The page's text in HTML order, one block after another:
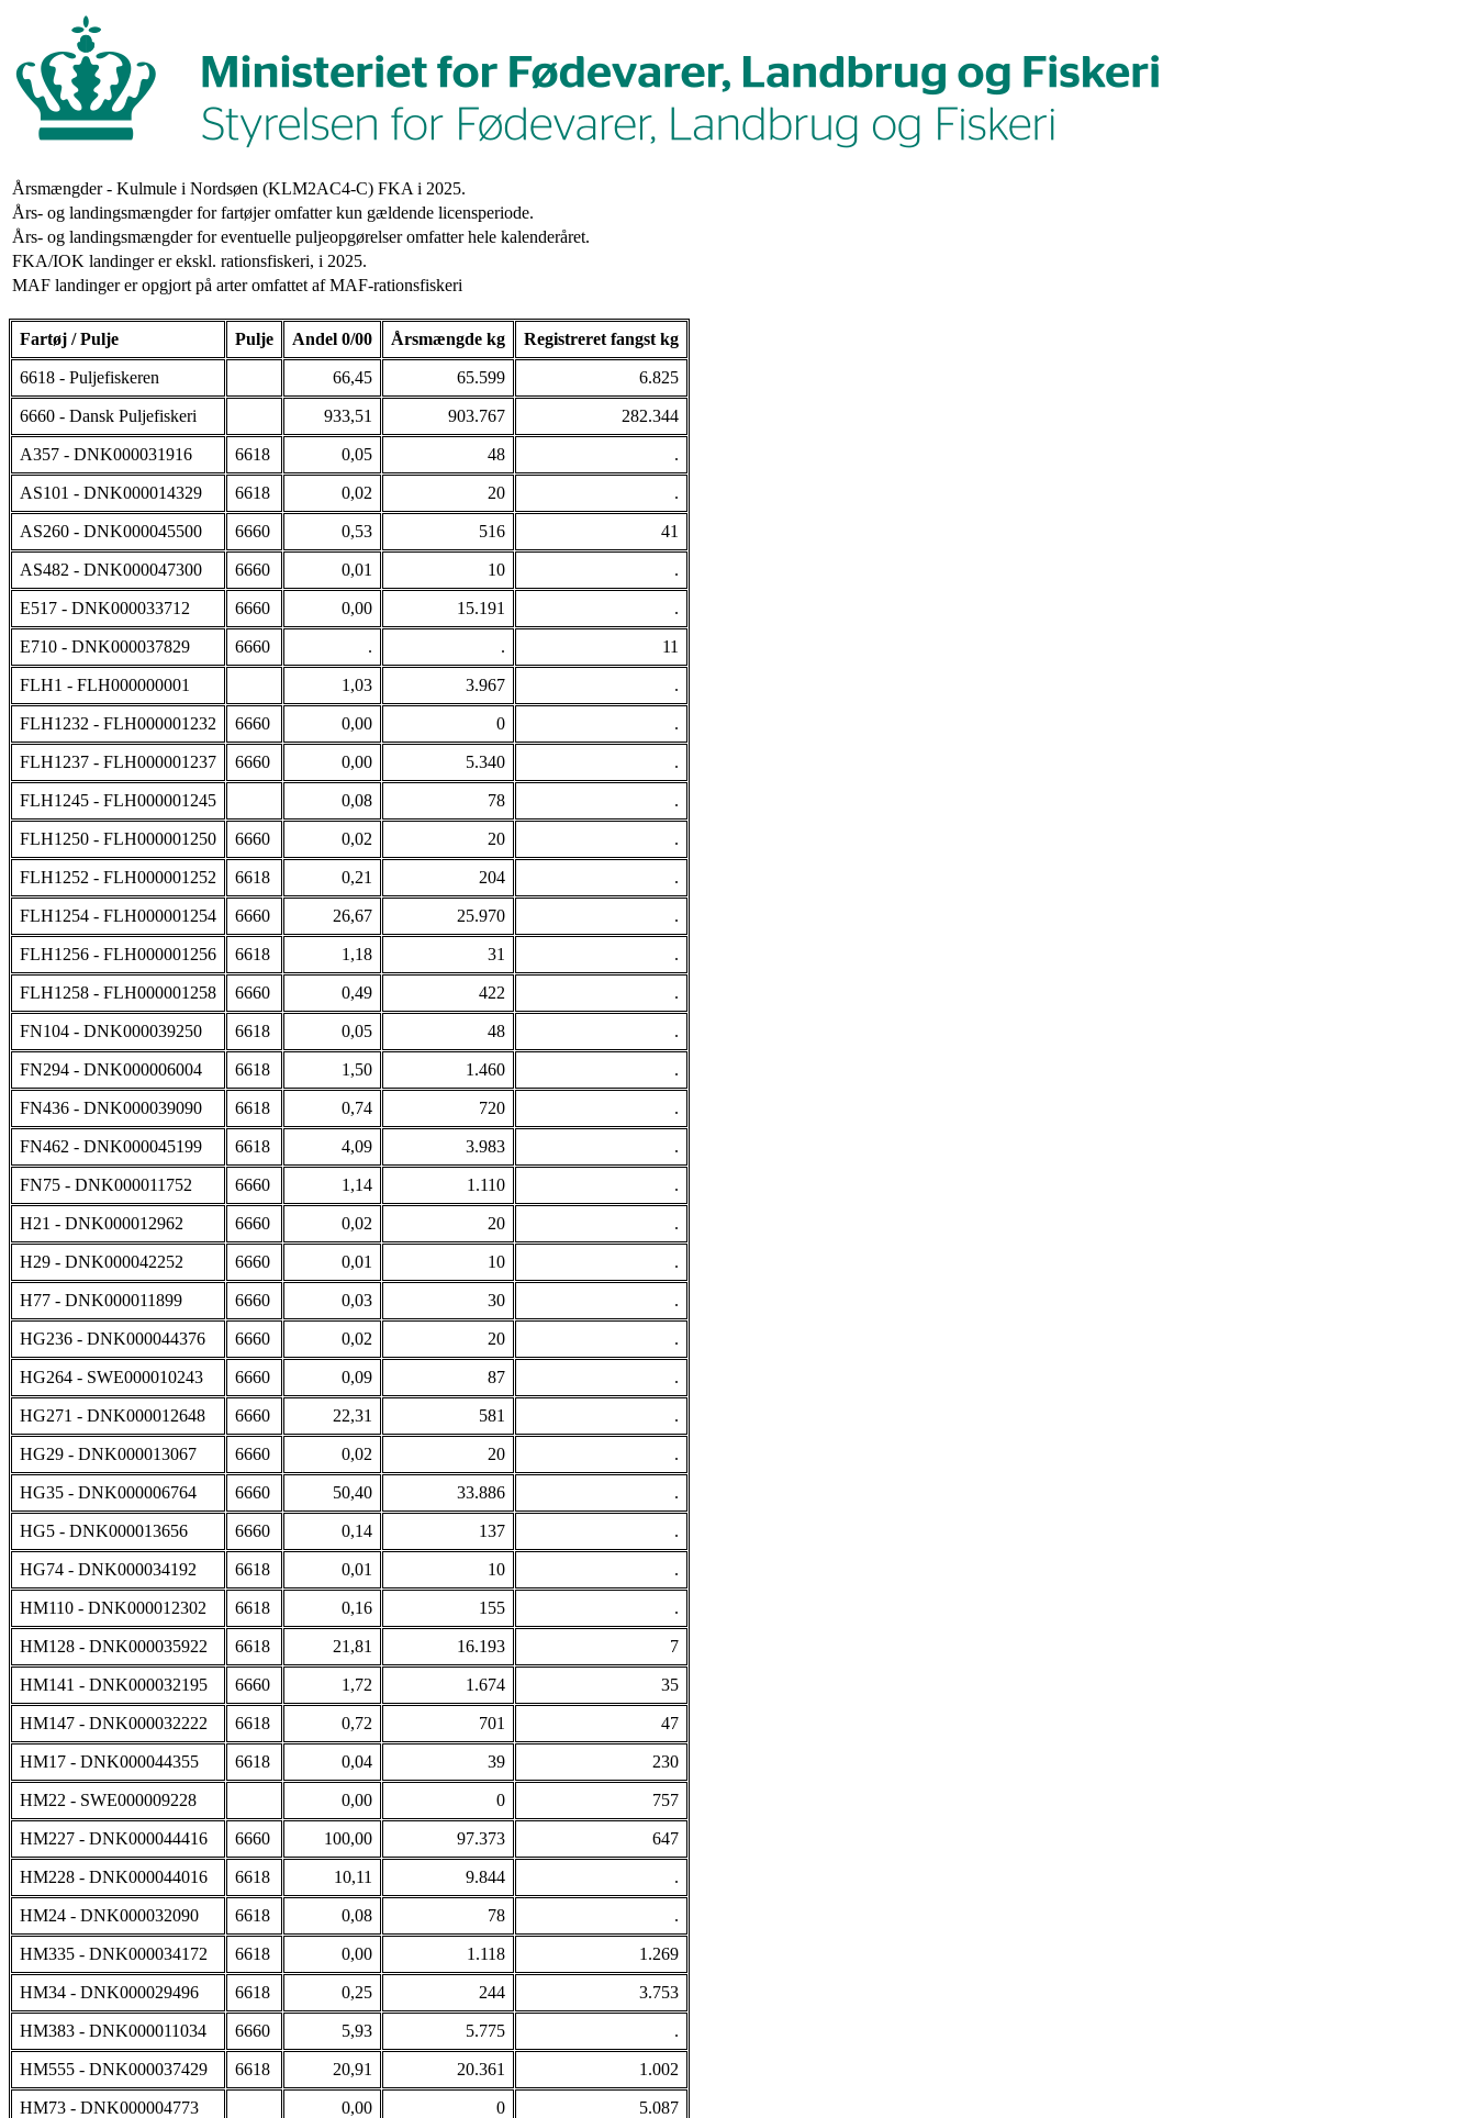
Årsmængder - Kulmule i Nordsøen (KLM2AC4-C) FKA i 2025.
Års- og landingsmængder for fartøjer omfatter kun gældende licensperiode.
Års- og landingsmængder for eventuelle puljeopgørelser omfatter hele kalenderåret.
FKA/IOK landinger er ekskl. rationsfiskeri, i 2025.
MAF landinger er opgjort på arter omfattet af MAF-rationsfiskeri
Fartøj / Pulje Pulje Andel 0/00 Årsmængde kg Registreret fangst kg
6618 - Puljefiskeren 66,45 65.599 6.825
6660 - Dansk Puljefiskeri 933,51 903.767 282.344
A357 - DNK000031916 6618 0,05 48 .
AS101 - DNK000014329 6618 0,02 20 .
AS260 - DNK000045500 6660 0,53 516 41
AS482 - DNK000047300 6660 0,01 10 .
E517 - DNK000033712 6660 0,00 15.191 .
E710 - DNK000037829 6660 . . 11
FLH1 - FLH000000001 1,03 3.967 .
FLH1232 - FLH000001232 6660 0,00 0 .
FLH1237 - FLH000001237 6660 0,00 5.340 .
FLH1245 - FLH000001245 0,08 78 .
FLH1250 - FLH000001250 6660 0,02 20 .
FLH1252 - FLH000001252 6618 0,21 204 .
FLH1254 - FLH000001254 6660 26,67 25.970 .
FLH1256 - FLH000001256 6618 1,18 31 .
FLH1258 - FLH000001258 6660 0,49 422 .
FN104 - DNK000039250 6618 0,05 48 .
FN294 - DNK000006004 6618 1,50 1.460 .
FN436 - DNK000039090 6618 0,74 720 .
FN462 - DNK000045199 6618 4,09 3.983 .
FN75 - DNK000011752 6660 1,14 1.110 .
H21 - DNK000012962 6660 0,02 20 .
H29 - DNK000042252 6660 0,01 10 .
H77 - DNK000011899 6660 0,03 30 .
HG236 - DNK000044376 6660 0,02 20 .
HG264 - SWE000010243 6660 0,09 87 .
HG271 - DNK000012648 6660 22,31 581 .
HG29 - DNK000013067 6660 0,02 20 .
HG35 - DNK000006764 6660 50,40 33.886 .
HG5 - DNK000013656 6660 0,14 137 .
HG74 - DNK000034192 6618 0,01 10 .
HM110 - DNK000012302 6618 0,16 155 .
HM128 - DNK000035922 6618 21,81 16.193 7
HM141 - DNK000032195 6660 1,72 1.674 35
HM147 - DNK000032222 6618 0,72 701 47
HM17 - DNK000044355 6618 0,04 39 230
HM22 - SWE000009228 0,00 0 757
HM227 - DNK000044416 6660 100,00 97.373 647
HM228 - DNK000044016 6618 10,11 9.844 .
HM24 - DNK000032090 6618 0,08 78 .
HM335 - DNK000034172 6618 0,00 1.118 1.269
HM34 - DNK000029496 6618 0,25 244 3.753
HM383 - DNK000011034 6660 5,93 5.775 .
HM555 - DNK000037429 6618 20,91 20.361 1.002
HM73 - DNK000004773 0,00 0 5.087